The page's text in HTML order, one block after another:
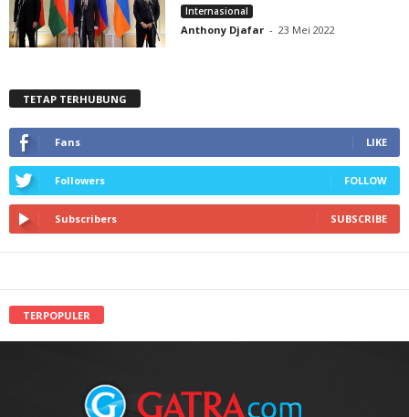
Internasional
Anthony Djafar - 23 Mei 2022
TETAP TERHUBUNG
Fans LIKE
Followers FOLLOW
Subscribers SUBSCRIBE
TERPOPULER